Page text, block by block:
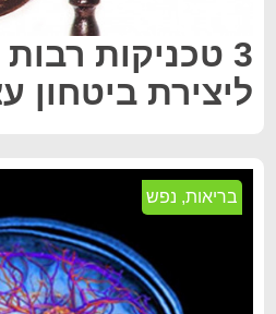
3 טכניקות
ליצירת ביטחון
בריאות, נפש